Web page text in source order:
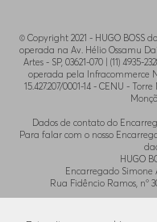
© Copyright 2021 - HUGO BOSS
operada na Av. Hélio Ossamu
Artes - SP, 03621-070 | (11) 4935-
operada pela Infracommerce
15.427.207/0001-14 - CENU -
Dados de contato do
Para falar com o nosso
HUGO
Encarregado Simone
Rua Fidêncio Ramos, n°
Para contato